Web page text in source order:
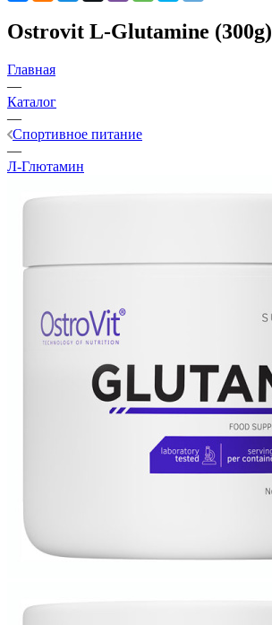
Ostrovit L-Glutamine (300g)
Главная
—
Каталог
—
Спортивное питание
—
Л-Глютамин